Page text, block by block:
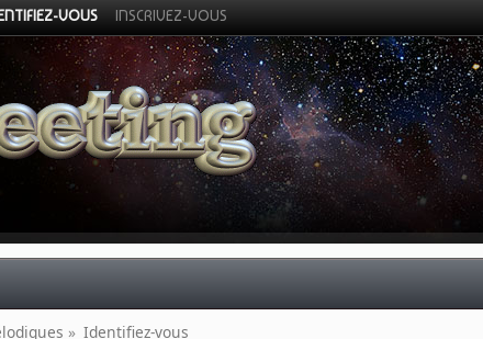
VOUS INSCRIVEZ-VOUS
» Identifiez-vous